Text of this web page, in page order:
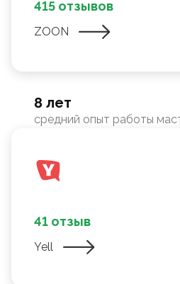
415 отзывов
ZOON
8 лет
средний опыт работы
41 отзыв
Yell